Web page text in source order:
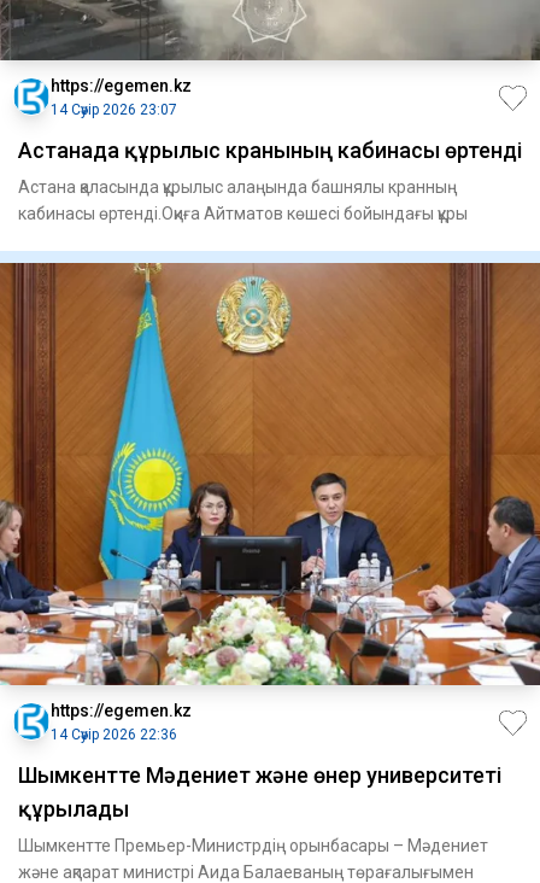
https://egemen.kz
14 Сәуір 2026 23:07
Астанада құрылыс кранының кабинасы өртенді
Астана қаласында құрылыс алаңында башнялы кранның
кабинасы өртенді.Оқиға Айтматов көшесі бойындағы құры
https://egemen.kz
14 Сәуір 2026 22:36
Шымкентте Мәдениет және өнер университеті
құрылады
Шымкентте Премьер-Министрдің орынбасары – Мәдениет
және ақпарат министрі Аида Балаеваның төрағалығымен